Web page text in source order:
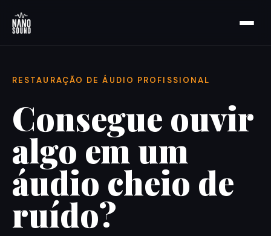
RESTAURAÇÃO DE ÁUDIO PROFISSIONAL
Consegue ouvir
algo em um
áudio cheio de
ruído?